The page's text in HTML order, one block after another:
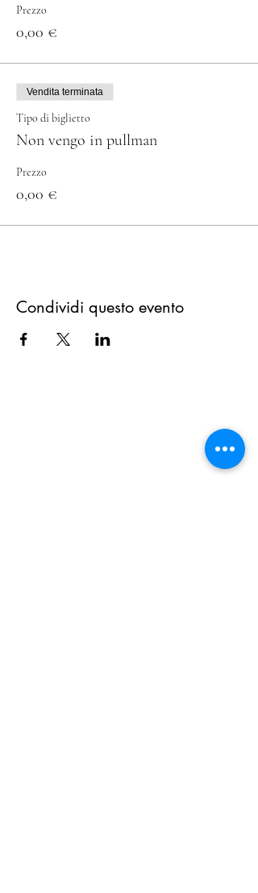
Prezzo
0,00 €
Vendita terminata
Tipo di biglietto
Non vengo in pullman
Prezzo
0,00 €
Condividi questo evento